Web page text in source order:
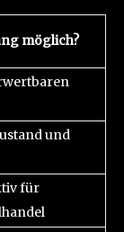
möglich?
und
für